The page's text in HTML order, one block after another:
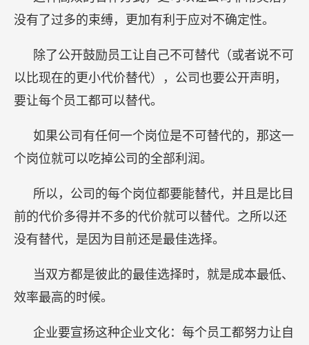
没有了过多的束缚，更加有利于应对不确定性。
除了公开鼓励员工让自己不可替代（或者说不可
以比现在的更小代价替代），公司也要公开声明，
要让每个员工都可以替代。
如果公司有任何一个岗位是不可替代的，那这一
个岗位就可以吃掉公司的全部利润。
所以，公司的每个岗位都要能替代，并且是比目
前的代价多得并不多的代价就可以替代。之所以还
没有替代，是因为目前还是最佳选择。
当双方都是彼此的最佳选择时，就是成本最低、
效率最高的时候。
企业要宣扬这种企业文化：每个员工都努力让自